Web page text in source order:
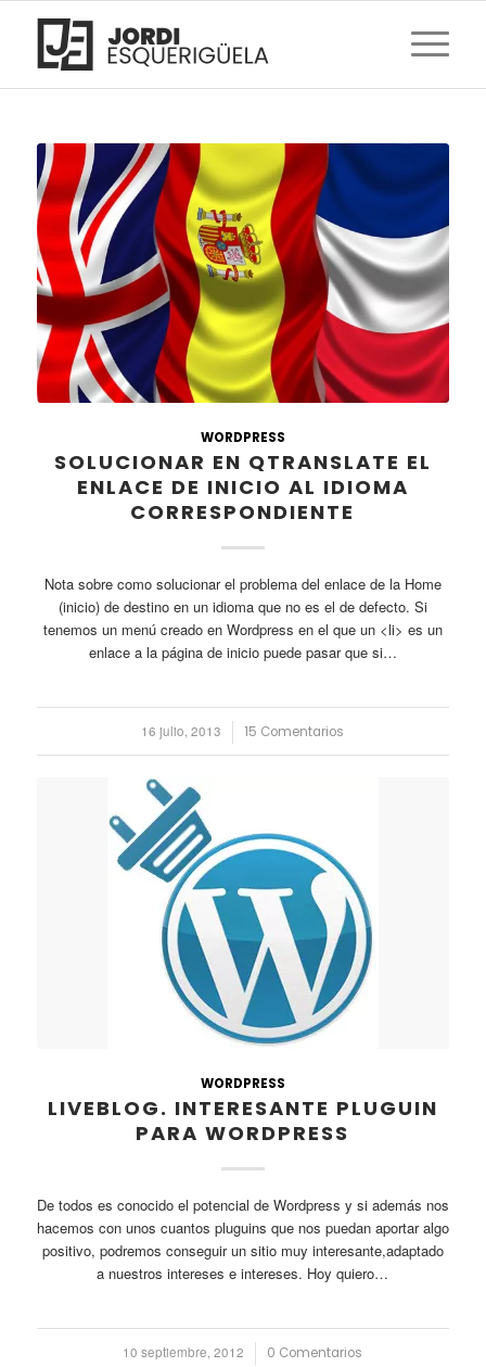
WORDPRESS
SOLUCIONAR EN QTRANSLATE EL
ENLACE DE INICIO AL IDIOMA
CORRESPONDIENTE
Nota sobre como solucionar el problema del enlace de la Home
(inicio) de destino en un idioma que no es el de defecto. Si
tenemos un menú creado en Wordpress en el que un <li> es un
enlace a la página de inicio puede pasar que si…
16 julio, 2013
/ 15 Comentarios
WORDPRESS
LIVEBLOG. INTERESANTE PLUGUIN
PARA WORDPRESS
De todos es conocido el potencial de Wordpress y si además nos
hacemos con unos cuantos pluguins que nos puedan aportar algo
positivo, podremos conseguir un sitio muy interesante,adaptado
a nuestros intereses e intereses. Hoy quiero…
10 septiembre, 2012
/ 0 Comentarios